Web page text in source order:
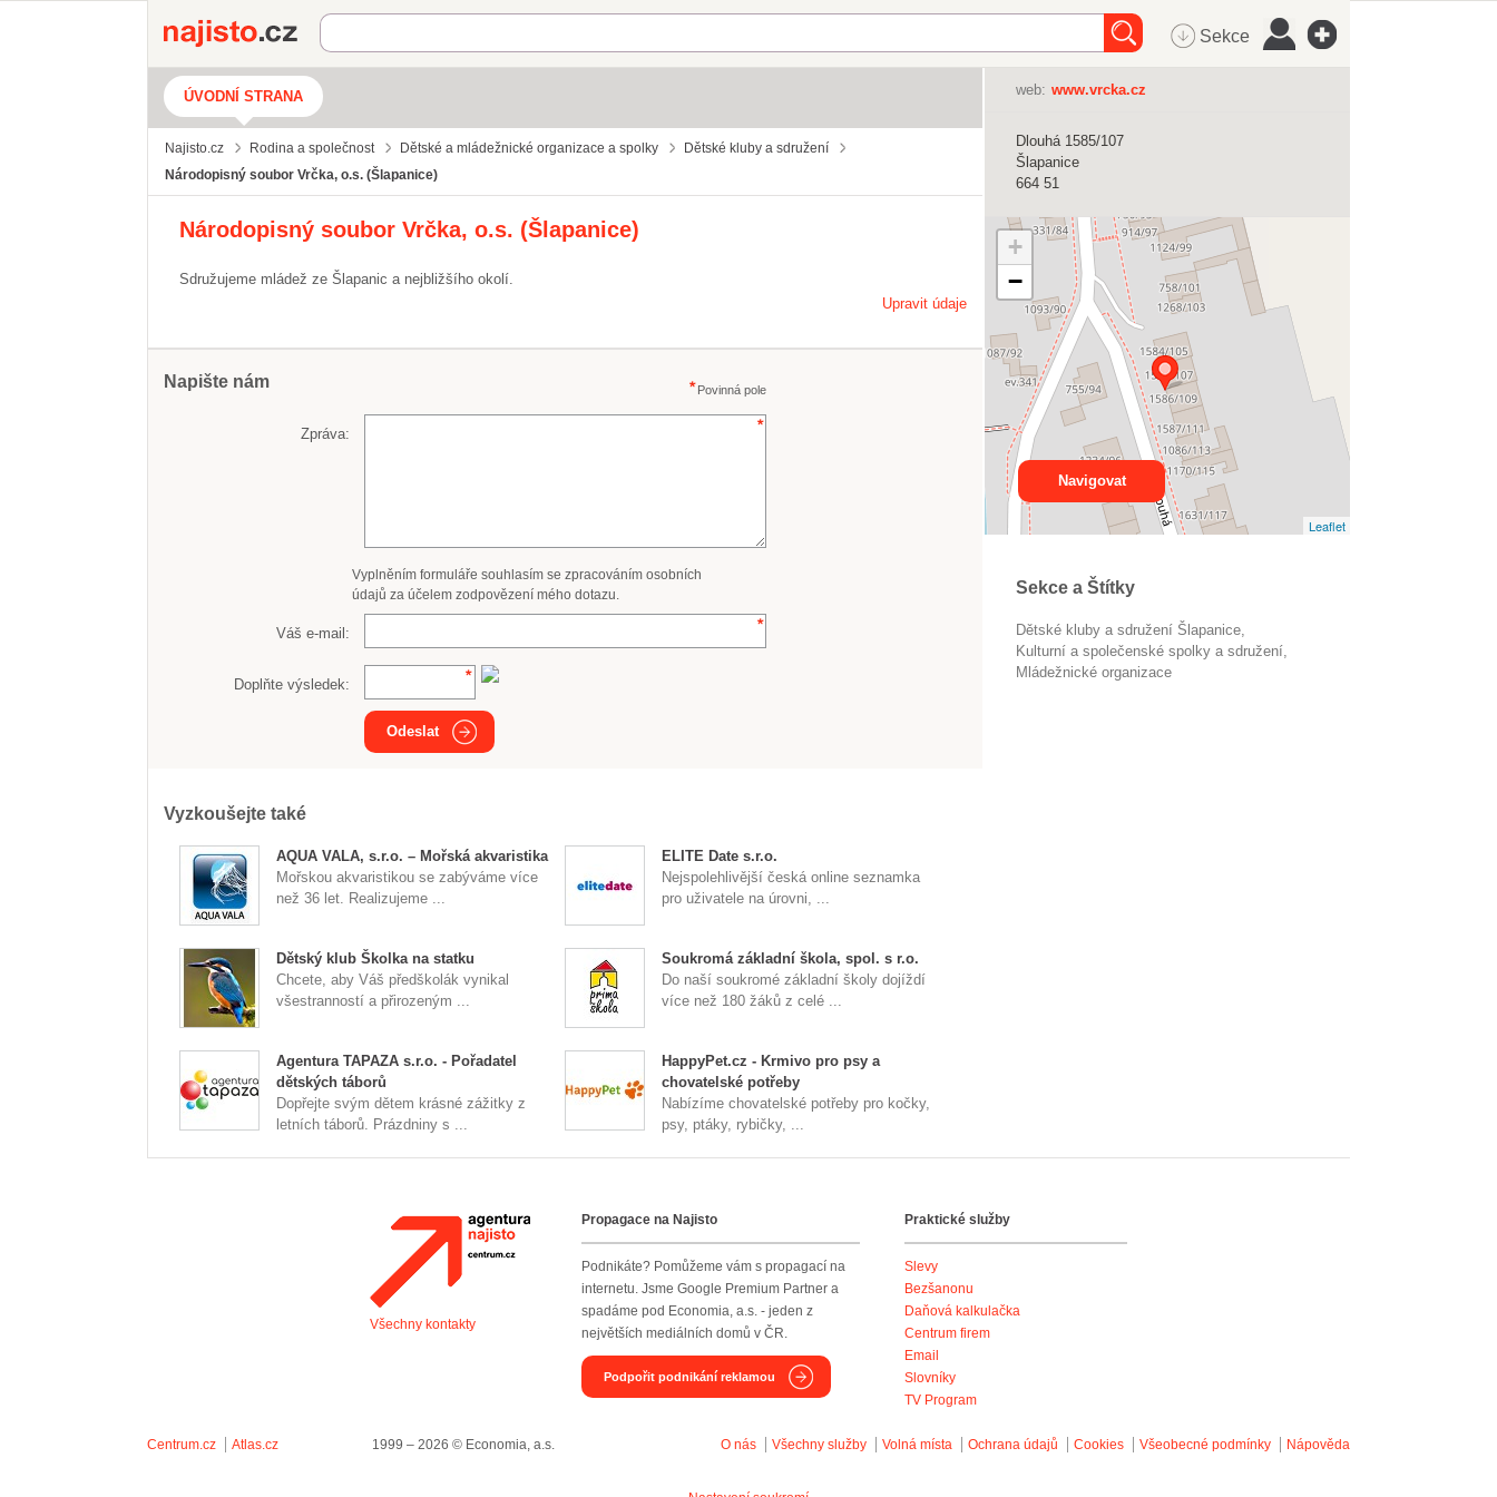
Najisto.cz Sekce
ÚVODNÍ STRANA
Najisto.cz Rodina a společnost Dětské a mládežnické organizace a spolky
Dětské kluby a sdružení
Národopisný soubor Vrčka, o.s. (Šlapanice)
Národopisný soubor Vrčka, o.s. (Šlapanice)
Sdružujeme mládež ze Šlapanic a nejbližšího okolí.
Upravit údaje
Napište nám Povinná pole
Zpráva:
Vyplněním formuláře souhlasím se zpracováním osobních
údajů za účelem zodpovězení mého dotazu.
Váš e-mail:
Doplňte výsledek:
Odeslat
Vyzkoušejte také
AQUA VALA, s.r.o. – Mořská akvaristika
Mořskou akvaristikou se zabýváme více
než 36 let. Realizujeme ...
ELITE Date s.r.o.
Nejspolehlivější česká online seznamka
pro uživatele na úrovni, ...
Dětský klub Školka na statku
Chcete, aby Váš předškolák vynikal
všestranností a přirozeným ...
Soukromá základní škola, spol. s r.o.
Do naší soukromé základní školy dojíždí
více než 180 žáků z celé ...
Agentura TAPAZA s.r.o. - Pořadatel
dětských táborů
Dopřejte svým dětem krásné zážitky z
letních táborů. Prázdniny s ...
HappyPet.cz - Krmivo pro psy a
chovatelské potřeby
Nabízíme chovatelské potřeby pro kočky,
psy, ptáky, rybičky, ...
web: www.vrcka.cz
Dlouhá 1585/107
Šlapanice
664 51
+
−
Leaflet
Navigovat
Sekce a Štítky
Dětské kluby a sdružení Šlapanice
Kulturní a společenské spolky a sdružení
mládežnické organizace
Agentura Najisto
Všechny kontakty
Propagace na Najisto
Podnikáte? Pomůžeme vám s propagací na
internetu. Jsme Google Premium Partner a
spadáme pod Economia, a.s. - jeden z
největších mediálních domů v ČR.
Podpořit podnikání reklamou
Praktické služby
Slevy
Bezšanonu
Daňová kalkulačka
Centrum firem
Email
Slovníky
TV Program
Centrum.cz Atlas.cz 1999 – 2026 © Economia, a.s. O nás Všechny služby Volná místa Ochrana údajů Cookies Všeobecné podmínky Nápověda